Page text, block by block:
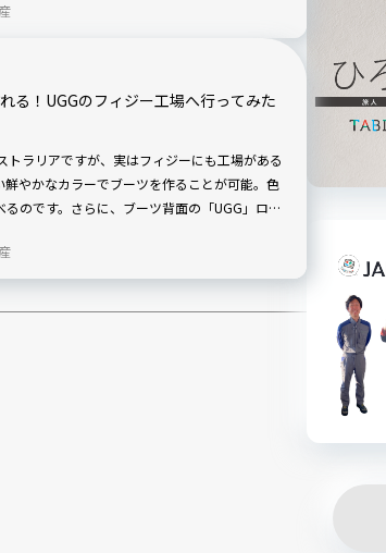
よ。
る！UGGのフィジー工場へ行ってみた
トラリアですが、実はフィジーにも工場がある
やかなカラーでブーツを作ることが可能。色
のです。さらに、ブーツ背面の「UGG」ロゴ